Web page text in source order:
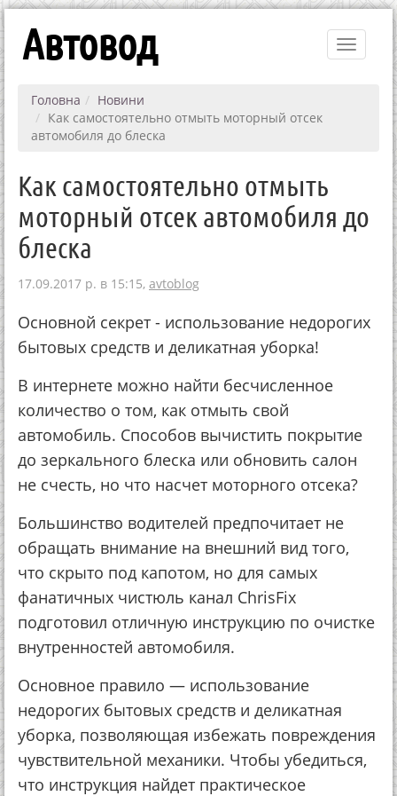
Toggle
Автовод
Головна
Новини
Как самостоятельно отмыть моторный отсек
автомобиля до блеска
Как самостоятельно отмыть
моторный отсек автомобиля до
блеска
17.09.2017 р. в 15:15, avtoblog
Основной секрет - использование недорогих
бытовых средств и деликатная уборка!
В интернете можно найти бесчисленное
количество о том, как отмыть свой
автомобиль. Способов вычистить покрытие
до зеркального блеска или обновить салон
не счесть, но что насчет моторного отсека?
Большинство водителей предпочитает не
обращать внимание на внешний вид того,
что скрыто под капотом, но для самых
фанатичных чистюль канал ChrisFix
подготовил отличную инструкцию по очистке
внутренностей автомобиля.
Основное правило — использование
недорогих бытовых средств и деликатная
уборка, позволяющая избежать повреждения
чувствительной механики. Чтобы убедиться,
что инструкция найдет практическое